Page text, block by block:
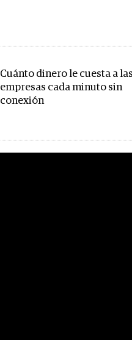
Cuánto dinero le cuesta a las
empresas cada minuto sin
conexión